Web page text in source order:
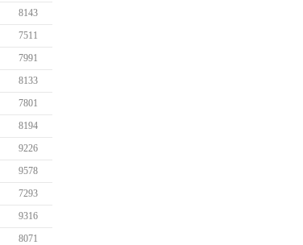
8143
7511
7991
8133
7801
8194
9226
9578
7293
9316
8071